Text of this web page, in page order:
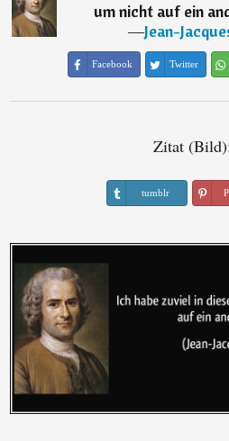
um nicht auf ein
―Jean-
Facebook Twitter
Zitat
tumblr